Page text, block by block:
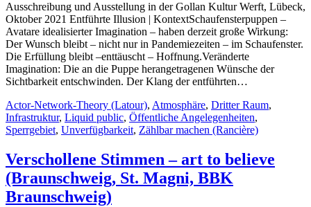
Ausschreibung und Ausstellung in der Gollan Kultur Werft, Lübeck,
Oktober 2021 Entführte Illusion | KontextSchaufensterpuppen –
Avatare idealisierter Imagination – haben derzeit große Wirkung:
Der Wunsch bleibt – nicht nur in Pandemiezeiten – im Schaufenster.
Die Erfüllung bleibt –enttäuscht – Hoffnung.Veränderte
Imagination: Die an die Puppe herangetragenen Wünsche der
Sichtbarkeit entschwinden. Der Klang der entführten…
Kategorien
Actor-Network-Theory (Latour), Atmosphäre, Dritter Raum,
Infrastruktur, Liquid public, Öffentliche Angelegenheiten,
Sperrgebiet, Unverfügbarkeit, Zählbar machen (Rancière)
Verschollene Stimmen – art to believe
(Braunschweig, St. Magni, BBK
Braunschweig)